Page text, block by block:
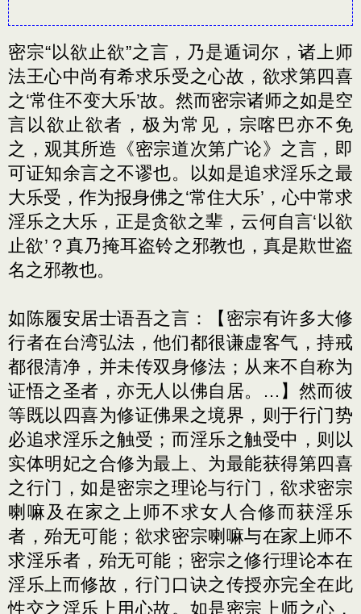
密宗“以欲止欲”之言，乃是遁词尔，诸上师
法王心中尚有希求乐受之心故，欲求第四喜
之‘常住不变大乐’故。然而密宗诸师之如是空
言以欲止欲者，极为常见，宗喀巴亦不免
之，观其所造《密宗道次第广论》之言，即
可证知余言之不谬也。以如是追求淫乐之最
大乐受，作为报身佛之‘常住大乐’，心中常求
淫乐之大乐，正是贪欲之辈，云何自言‘以欲
止欲’？真乃掩耳盗铃之邪教也，真是欺世盗
名之邪教也。
如陈履安居士语吾之言：【密宗有许多大修
行者在台湾弘法，他们都很谦虚客气，持戒
都很清净，并未传双身修法；从来不自称为
证悟之圣者，亦无人以佛自居。…】然而彼
等既以四喜为修证佛果之境界，则于行门势
必追求淫乐之触受；而淫乐之触受中，则以
实体明妃之合修为最上、为最能获得第四喜
之行门，如是密宗之理论与行门，欲求密宗
喇嘛及在家之上师不求女人合修而获淫乐
者，殆无可能；欲求密宗喇嘛与在家上师不
求淫乐者，殆无可能；密宗之修行理论本在
淫乐上而修故，行门口诀之传授亦完全在此
性交之淫乐上用心故。如是密宗上师之心，